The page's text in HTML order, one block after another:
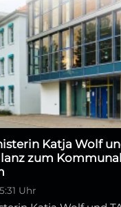
Katja Wolf
zum
Uhr